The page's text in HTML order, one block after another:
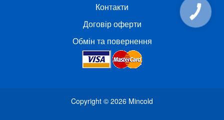
Контакти
Договір оферти
Обмін та повернення
Copyright © 2026 Mincold
КНОПКА
СВЯЗИ